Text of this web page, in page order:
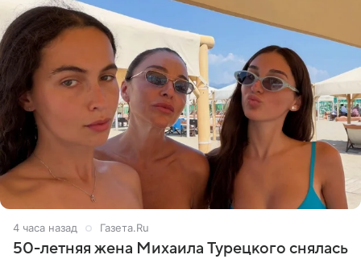
4 часа назад Газета.Ru
50-летняя жена Михаила Турецкого снялась